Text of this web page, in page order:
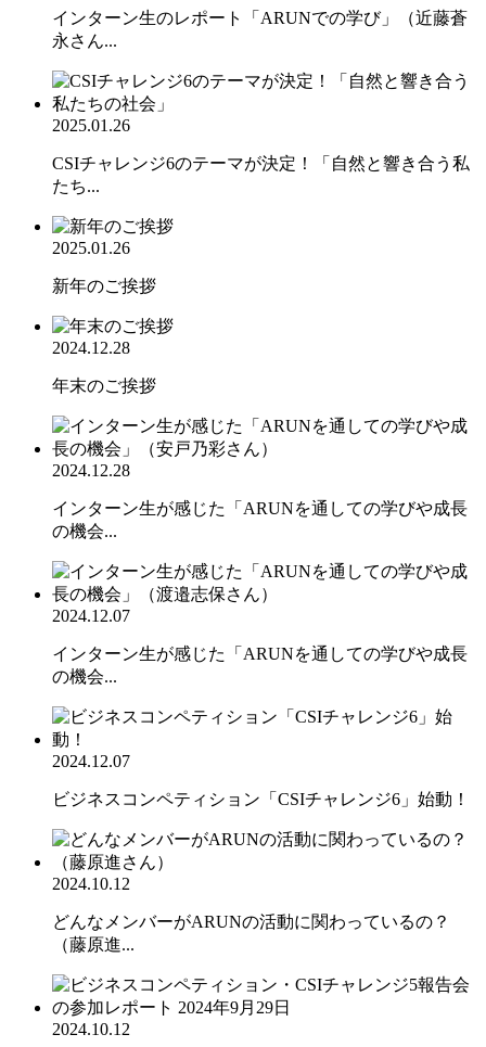
インターン生のレポート「ARUNでの学び」（近藤蒼
永さん...
2025.01.26
CSIチャレンジ6のテーマが決定！「自然と響き合う私
たち...
2025.01.26
新年のご挨拶
2024.12.28
年末のご挨拶
2024.12.28
インターン生が感じた「ARUNを通しての学びや成長
の機会...
2024.12.07
インターン生が感じた「ARUNを通しての学びや成長
の機会...
2024.12.07
ビジネスコンペティション「CSIチャレンジ6」始動！
2024.10.12
どんなメンバーがARUNの活動に関わっているの？
（藤原進...
2024.10.12